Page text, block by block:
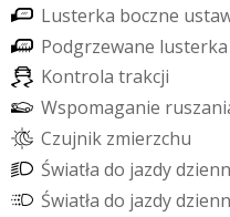
Lusterka boczne usta
Podgrzewane lusterka
Kontrola trakcji
Wspomaganie ruszani
Czujnik zmierzchu
Światła do jazdydzienn
Światła do jazdydzienn